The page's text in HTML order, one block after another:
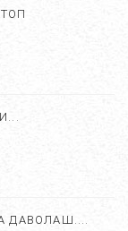
ДАВОЛАШ....